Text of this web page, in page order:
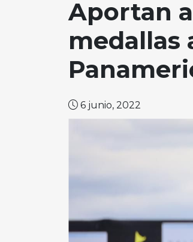
Aportan
medallas
6 junio, 2022